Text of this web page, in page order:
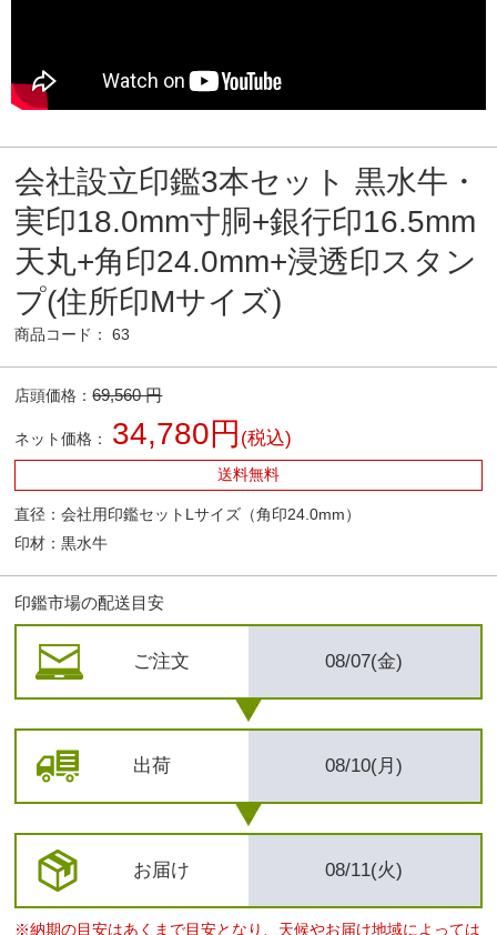
会社設立印鑑3本セット 黒水牛・
実印18.0mm寸胴+銀行印16.5mm
天丸+角印24.0mm+浸透印スタン
プ(住所印Mサイズ)
商品コード： 63
店頭価格：69,560 円
ネット価格： 34,780円 (税込)
送料無料
直径：会社用印鑑セットLサイズ（角印24.0mm）
印材：黒水牛
印鑑市場の配送目安
ご注文 08/07(金)
出荷 08/10(月)
お届け 08/11(火)
※納期の目安はあくまで目安となり、天候やお届け地域によっては